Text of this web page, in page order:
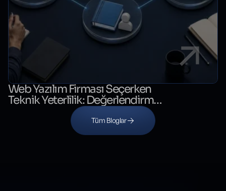
Web Yazılım Firması Seçerken
Teknik Yeterlilik: Değerlendirme
Kontrol Listesi
Tüm Bloglar